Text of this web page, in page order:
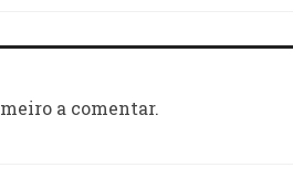
a comentar.